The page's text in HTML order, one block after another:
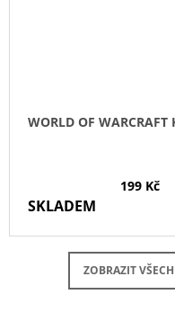
WORLD OF WARCRAFT
199 Kč
SKLADEM
ZOBRAZIT